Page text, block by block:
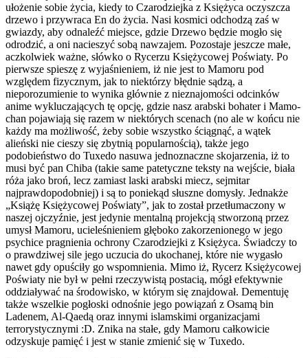
ułożenie sobie życia, kiedy to Czarodziejka z Księżyca oczyszcza
drzewo i przywraca En do życia. Nasi kosmici odchodzą zaś w
gwiazdy, aby odnaleźć miejsce, gdzie Drzewo będzie mogło się
odrodzić, a oni nacieszyć sobą nawzajem. Pozostaje jeszcze małe,
aczkolwiek ważne, słówko o Rycerzu Księżycowej Poświaty. Po
pierwsze spieszę z wyjaśnieniem, iż nie jest to Mamoru pod
względem fizycznym, jak to niektórzy błędnie sądzą, a
nieporozumienie to wynika głównie z nieznajomości odcinków
anime wykluczających tę opcję, gdzie nasz arabski bohater i Mamo-
chan pojawiają się razem w niektórych scenach (no ale w końcu nie
każdy ma możliwość, żeby sobie wszystko ściągnąć, a wątek
alieński nie cieszy się zbytnią popularnością), także jego
podobieństwo do Tuxedo nasuwa jednoznaczne skojarzenia, iż to
musi być pan Chiba (takie same patetyczne teksty na wejście, biała
róża jako broń, lecz zamiast laski arabski miecz, sejmitar
najprawdopodobniej) i są to poniekąd słuszne domysły. Jednakże
„Książę Księżycowej Poświaty”, jak to został przetłumaczony w
naszej ojczyźnie, jest jedynie mentalną projekcją stworzoną przez
umysł Mamoru, ucieleśnieniem głęboko zakorzenionego w jego
psychice pragnienia ochrony Czarodziejki z Księżyca. Świadczy to
o prawdziwej sile jego uczucia do ukochanej, które nie wygasło
nawet gdy opuściły go wspomnienia. Mimo iż, Rycerz Księżycowej
Poświaty nie był w pełni rzeczywistą postacią, mógł efektywnie
oddziaływać na środowisko, w którym się znajdował. Dementuję
także wszelkie pogłoski odnośnie jego powiązań z Osamą bin
Ladenem, Al-Qaedą oraz innymi islamskimi organizacjami
terrorystycznymi :D. Znika na stałe, gdy Mamoru całkowicie
odzyskuje pamięć i jest w stanie zmienić się w Tuxedo.